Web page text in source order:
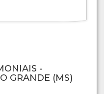
-
GRANDE (MS)